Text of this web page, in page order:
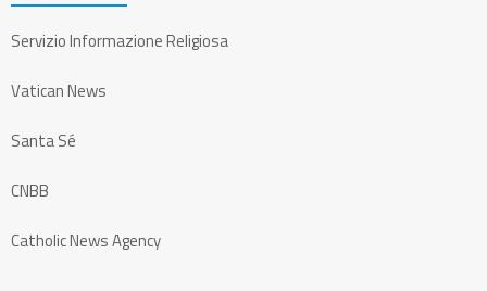
Servizio Informazione Religiosa
Vatican News
Santa Sé
CNBB
Catholic News Agency